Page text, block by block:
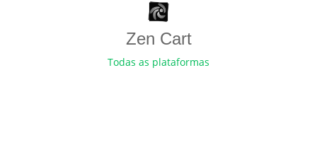
Zen​ ​Cart
Todas as plataformas